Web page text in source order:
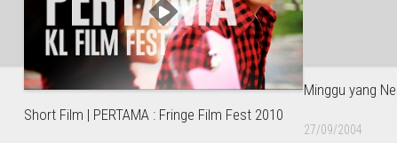
Short Film | PERTAMA : Fringe Film Fest 2010
Minggu yang
27/09/2004